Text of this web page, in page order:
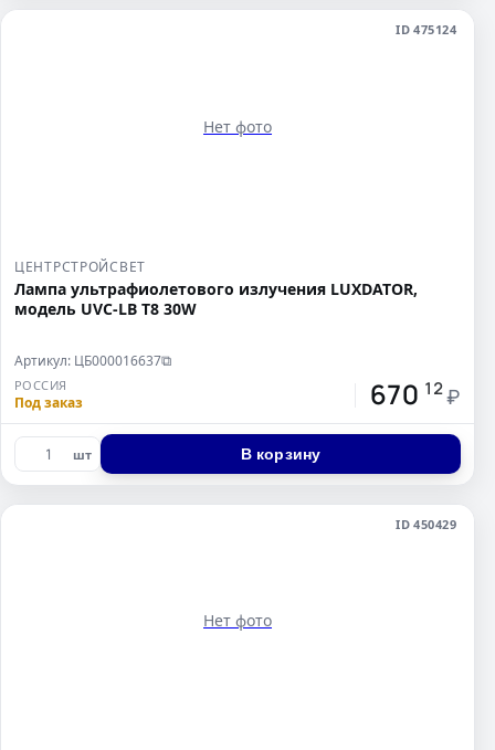
ID 475124
Нет фото
ЦЕНТРСТРОЙСВЕТ
Лампа ультрафиолетового излучения LUXDATOR,
модель UVC-LB T8 30W
Артикул: ЦБ000016637⧉
РОССИЯ
Под заказ 670 12 ₽
шт В корзину
ID 450429
Нет фото